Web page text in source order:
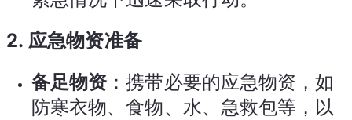
2. 应急物资准备
备足物资 ：携带必要的应急物资，如
防寒衣物、食物、水、急救包等，以